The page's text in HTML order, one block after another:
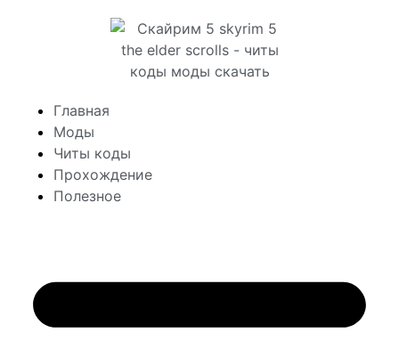
Главная
Моды
Читы коды
Прохождение
Полезное